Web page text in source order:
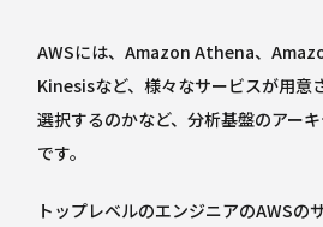
AWSには、Amazon Athena、
Kinesisなど、様々なサービスが用意
選択するのかなど、分析基盤のアー
です。
トップレベルのエンジニアのAWSの